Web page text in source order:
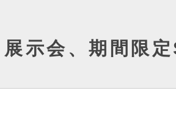
展示会、期間限